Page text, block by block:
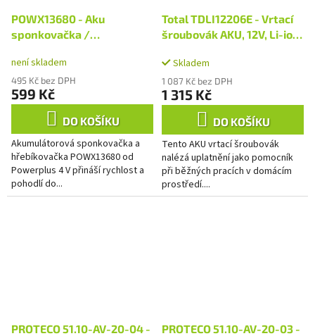
POWX13680 - Aku
sponkovačka /
není skladem
495 Kč bez DPH
599 Kč
DO KOŠÍKU
Akumulátorová sponkovačka a
hřebíkovačka POWX13680 od
Powerplus 4 V přináší rychlost a
pohodlí do...
Total TDLI12206E - Vrtací
šroubovák AKU, 12V, Li-ion
Skladem
1 087 Kč bez DPH
1 315 Kč
DO KOŠÍKU
Tento AKU vrtací šroubovák
nalézá uplatnění jako pomocník
při běžných pracích v domácím
prostředí....
PROTECO 51.10-AV-20-04 -
PROTECO 51.10-AV-20-03 -